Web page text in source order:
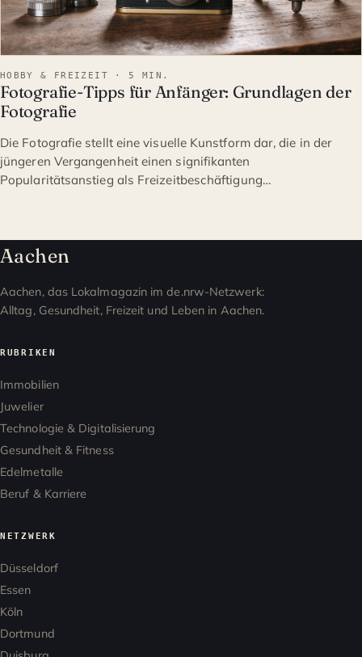
HOBBY & FREIZEIT · 5 MIN.
Fotografie-Tipps für Anfänger: Grundlagen der
Fotografie
Die Fotografie stellt eine visuelle Kunstform dar, die in der
jüngeren Vergangenheit einen signifikanten
Popularitätsanstieg als Freizeitbeschäftigung…
Aachen
Aachen, das Lokalmagazin im de.nrw-Netzwerk:
Alltag, Gesundheit, Freizeit und Leben in Aachen.
RUBRIKEN
Immobilien
Juwelier
Technologie & Digitalisierung
Gesundheit & Fitness
Edelmetalle
Beruf & Karriere
NETZWERK
Düsseldorf
Essen
Köln
Dortmund